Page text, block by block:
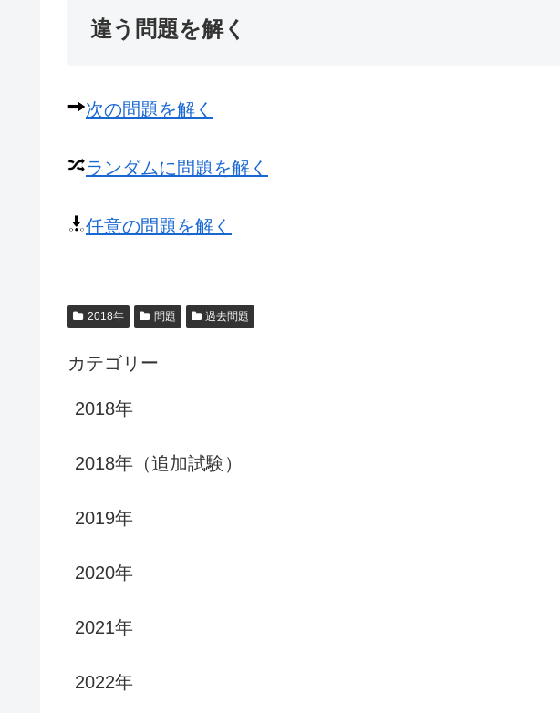
違う問題を解く
次の問題を解く
ランダムに問題を解く
任意の問題を解く
2018年 問題 過去問題
カテゴリー
2018年
2018年（追加試験）
2019年
2020年
2021年
2022年